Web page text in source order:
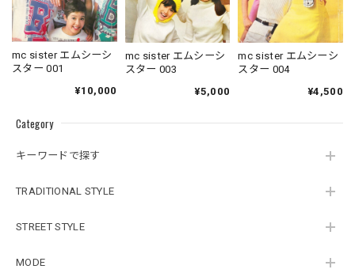
Category
キーワードで探す
TRADITIONAL STYLE
STREET STYLE
MODE
mc sister エムシーシ
スター 001
¥10,000
mc sister エムシーシ
スター 003
¥5,000
mc sister エムシーシ
スター 004
¥4,500